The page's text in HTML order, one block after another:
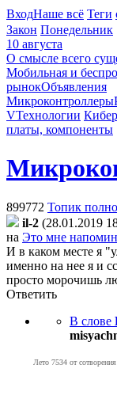
ВходНаше всё Теги
Закон Понедельник
10 августа
О смысле всего
Мобильная и
рынокОбъявления
Микроконтроллеры
VТехнологии
платы, компоненты
899772 Топик
il-2 (28.01.2019
на Это мне
И в каком месте я
именно на нее я и
просто морочишь
Ответить
В слове
Лето 7534 от